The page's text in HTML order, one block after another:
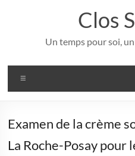
Clos
Un temps pour soi,
Examen de la crème
La Roche-Posay pour